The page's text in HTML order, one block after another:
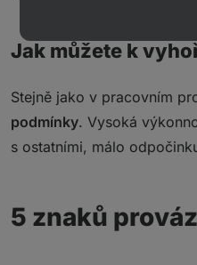
Jak můžete k
Stejně jako v pracovním
podmínky. Vysoká
s ostatními, málo
5 znaků